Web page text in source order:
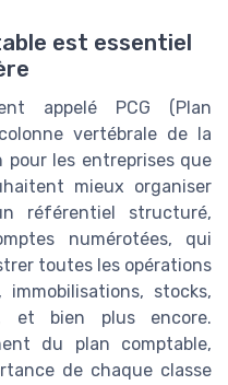
est essentiel
appelé PCG (Plan
vertébrale de la
pour les entreprises que
mieux organiser
référentiel structuré,
numérotées, qui
toutes les opérations
stocks,
et bien plus encore.
du plan comptable,
de chaque classe